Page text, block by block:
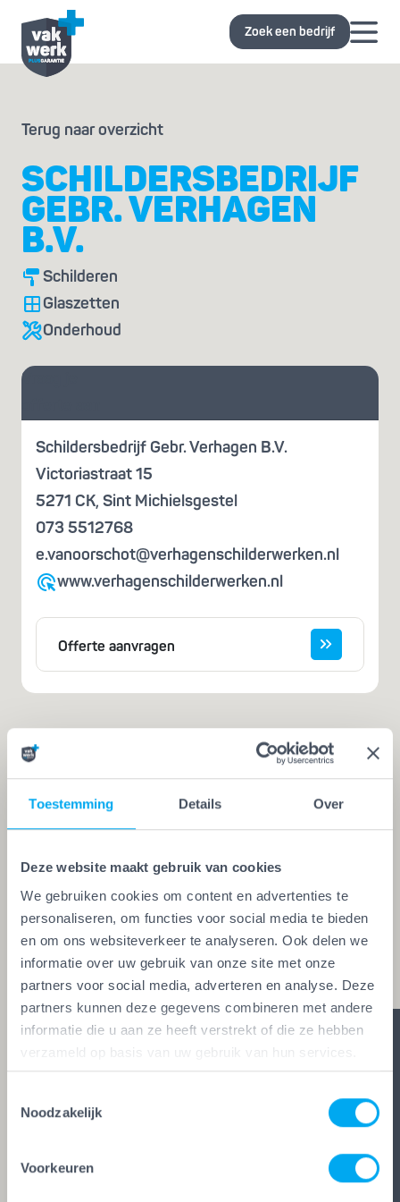
Toestemming Details Over
Deze website maakt gebruik van cookies
We gebruiken cookies om content en advertenties te
personaliseren, om functies voor social media te bieden
en om ons websiteverkeer te analyseren. Ook delen we
informatie over uw gebruik van onze site met onze
partners voor social media, adverteren en analyse. Deze
partners kunnen deze gegevens combineren met andere
informatie die u aan ze heeft verstrekt of die ze hebben
verzameld op basis van uw gebruik van hun services.
Noodzakelijk
Voorkeuren
Zoek een bedrijf
Terug naar overzicht
SCHILDERSBEDRIJF
GEBR. VERHAGEN
B.V.
Schilderen
Glaszetten
Onderhoud
Vraag je
Schildersbedrijf Gebr. Verhagen B.V.
Victoriastraat 15
5271 CK, Sint Michielsgestel
073 5512768
e.vanoorschot@verhagenschilderwerken.nl
www.verhagenschilderwerken.nl
Offerte aanvragen
Iemand die zegt dat hij het kan, is nog
geen vakman
Een echte vakman of -vrouw herken je aan de
Vakwerk Plusgarantie. Dit is hét
glaszetters en onderhoudsbedrijven. Alleen wie
aan de strengste kwaliteitseisen voldoet, mag het
keurmerk voeren. Zo ben je zeker van vakwerk,
duidelijke afspraken en zes glasheldere garanties.